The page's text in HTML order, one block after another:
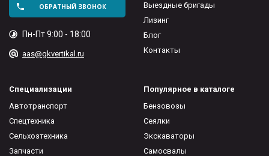
ОБРАТНЫЙ ЗВОНОК
Пн-Пт 9:00 - 18:00
aas@gkvertikal.ru
Выездные бригады
Лизинг
Блог
Контакты
Специализации
Автотранспорт
Спецтехника
Сельхозтехника
Запчасти
Популярное в каталоге
Бензовозы
Сеялки
Экскаваторы
Самосвалы